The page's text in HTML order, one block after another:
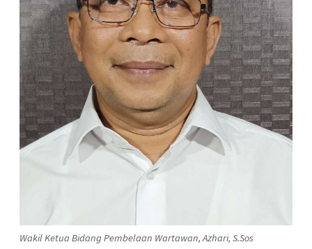
Wakil Ketua Bidang Pembelaan Wartawan, Azhari, S.Sos